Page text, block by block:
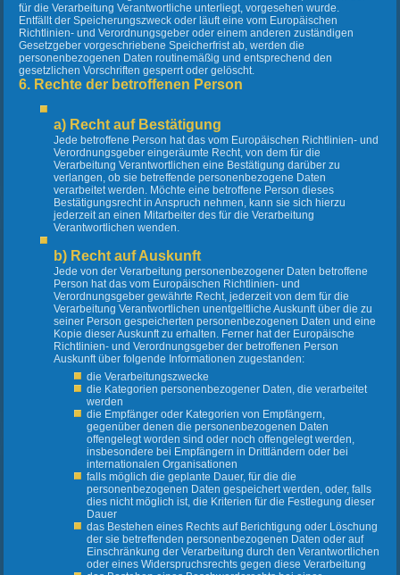
für die Verarbeitung Verantwortliche unterliegt, vorgesehen wurde.
Entfällt der Speicherungszweck oder läuft eine vom Europäischen
Richtlinien- und Verordnungsgeber oder einem anderen zuständigen
Gesetzgeber vorgeschriebene Speicherfrist ab, werden die
personenbezogenen Daten routinemäßig und entsprechend den
gesetzlichen Vorschriften gesperrt oder gelöscht.
6. Rechte der betroffenen Person
a) Recht auf Bestätigung
Jede betroffene Person hat das vom Europäischen Richtlinien- und
Verordnungsgeber eingeräumte Recht, von dem für die
Verarbeitung Verantwortlichen eine Bestätigung darüber zu
verlangen, ob sie betreffende personenbezogene Daten
verarbeitet werden. Möchte eine betroffene Person dieses
Bestätigungsrecht in Anspruch nehmen, kann sie sich hierzu
jederzeit an einen Mitarbeiter des für die Verarbeitung
Verantwortlichen wenden.
b) Recht auf Auskunft
Jede von der Verarbeitung personenbezogener Daten betroffene
Person hat das vom Europäischen Richtlinien- und
Verordnungsgeber gewährte Recht, jederzeit von dem für die
Verarbeitung Verantwortlichen unentgeltliche Auskunft über die zu
seiner Person gespeicherten personenbezogenen Daten und eine
Kopie dieser Auskunft zu erhalten. Ferner hat der Europäische
Richtlinien- und Verordnungsgeber der betroffenen Person
Auskunft über folgende Informationen zugestanden:
die Verarbeitungszwecke
die Kategorien personenbezogener Daten, die verarbeitet
werden
die Empfänger oder Kategorien von Empfängern,
gegenüber denen die personenbezogenen Daten
offengelegt worden sind oder noch offengelegt werden,
insbesondere bei Empfängern in Drittländern oder bei
internationalen Organisationen
falls möglich die geplante Dauer, für die die
personenbezogenen Daten gespeichert werden, oder, falls
dies nicht möglich ist, die Kriterien für die Festlegung dieser
Dauer
das Bestehen eines Rechts auf Berichtigung oder Löschung
der sie betreffenden personenbezogenen Daten oder auf
Einschränkung der Verarbeitung durch den Verantwortlichen
oder eines Widerspruchsrechts gegen diese Verarbeitung